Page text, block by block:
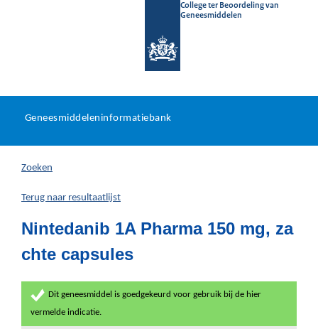
College ter Beoordeling van
Geneesmiddelen
U
hier:
Geneesmiddeleninformatiebank
Zoeken
Terug naar resultaatlijst
Nintedanib 1A Pharma 150 mg, za
chte capsules
Dit geneesmiddel is goedgekeurd voor gebruik bij de hier
vermelde indicatie.